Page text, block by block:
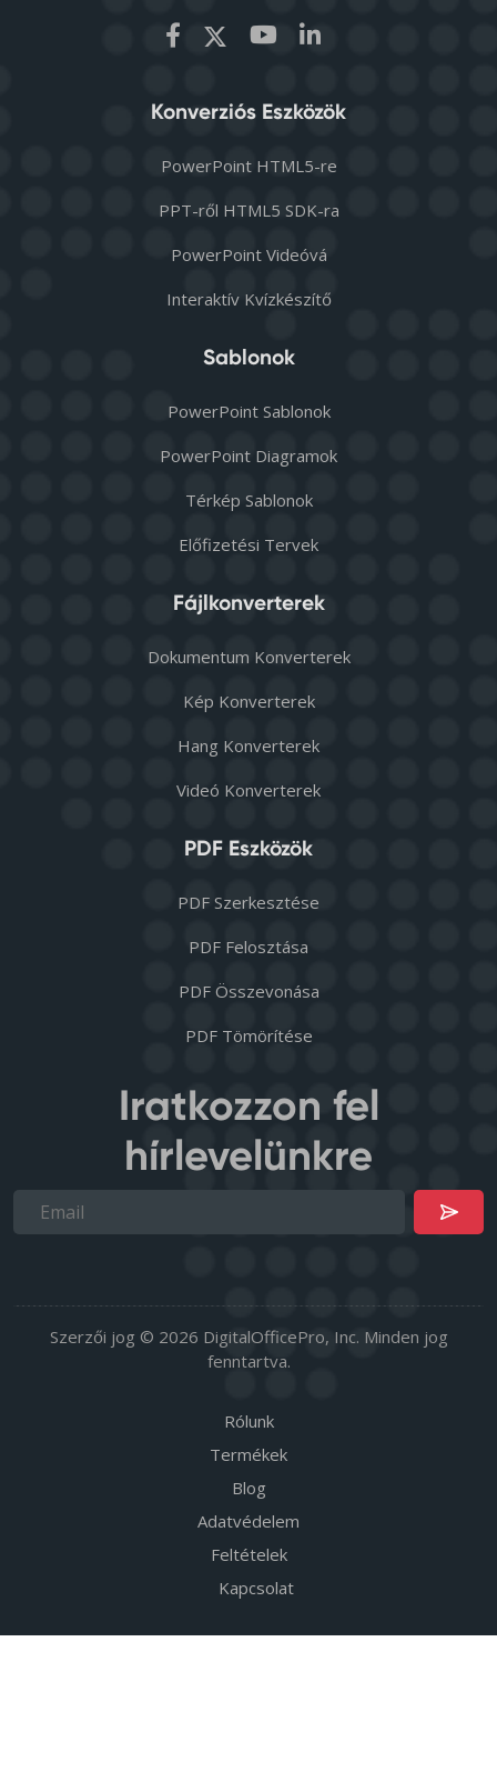
Konverziós Eszközök
PowerPoint HTML5-re
PPT-ről HTML5 SDK-ra
PowerPoint Videóvá
Interaktív Kvízkészítő
Sablonok
PowerPoint Sablonok
PowerPoint Diagramok
Térkép Sablonok
Előfizetési Tervek
Fájlkonverterek
Dokumentum Konverterek
Kép Konverterek
Hang Konverterek
Videó Konverterek
PDF Eszközök
PDF Szerkesztése
PDF Felosztása
PDF Összevonása
PDF Tömörítése
Iratkozzon fel
hírlevelünkre
Szerzői jog © 2026 DigitalOfficePro, Inc. Minden jog
fenntartva.
Rólunk
Termékek
Blog
Adatvédelem
Feltételek
Kapcsolat